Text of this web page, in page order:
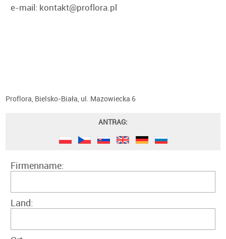
e-mail: kontakt@proflora.pl
Proflora, Bielsko-Biała, ul. Mazowiecka 6
ANTRAG:
Firmenname:
Land: